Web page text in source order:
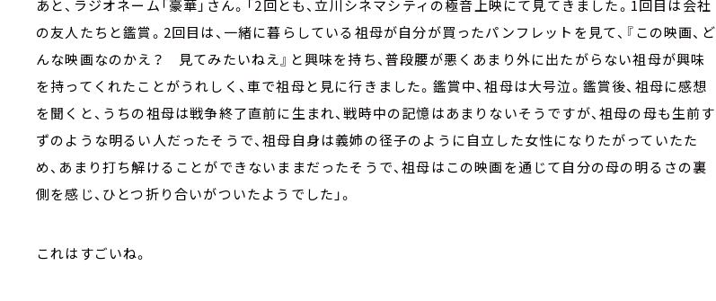
あと、ラジオネーム「豪華」さん。「2回とも、立川シネマシティの極音上映にて見てきました。1回目は会社
の友人たちと鑑賞。2回目は、一緒に暮らしている祖母が自分が買ったパンフレットを見て、『この映画、ど
んな映画なのかえ？ 見てみたいねえ』と興味を持ち、普段腰が悪くあまり外に出たがらない祖母が興味
を持ってくれたことがうれしく、車で祖母と見に行きました。鑑賞中、祖母は大号泣。鑑賞後、祖母に感想
を聞くと、うちの祖母は戦争終了直前に生まれ、戦時中の記憶はあまりないそうですが、祖母の母も生前す
ずのような明るい人だったそうで、祖母自身は義姉の径子のように自立した女性になりたがっていたた
め、あまり打ち解けることができないままだったそうで、祖母はこの映画を通じて自分の母の明るさの裏
側を感じ、ひとつ折り合いがついたようでした」。
これはすごいね。